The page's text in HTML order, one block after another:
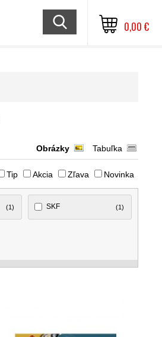
0,00 €
Obrázky Tabuľka
Tip Akcia Zľava Novinka
(1) SKF (1)